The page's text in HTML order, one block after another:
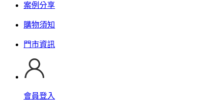
案例分享
購物須知
門市資訊
會員登入